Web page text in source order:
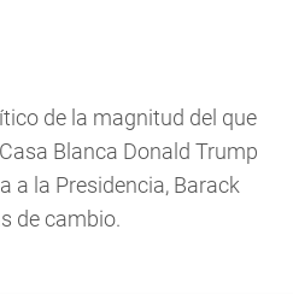
de la magnitud del que
Blanca Donald Trump
a la Presidencia, Barack
de cambio.